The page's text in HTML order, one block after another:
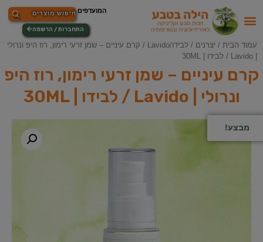
התחברות / הרשמה
עמוד הבית / יצרנים / לבידו/Lavido
/ קרם עיניים – שמן זרעי רימון, רוז היפ ונרולי
קרם עיניים – שמן זרעי רימון, רוז היפ
ונרולי | Lavido / לבידו | 30ML
מבצע!